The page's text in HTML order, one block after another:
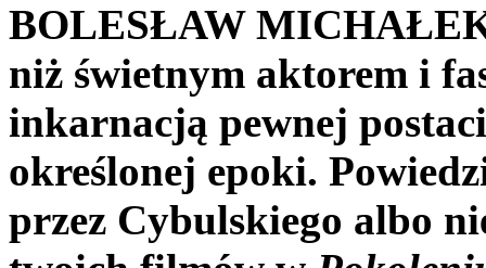
BOLESŁAW
niż świetnym aktorem i
inkarnacją pewnej
określonej epoki.
przez Cybul­skiego albo